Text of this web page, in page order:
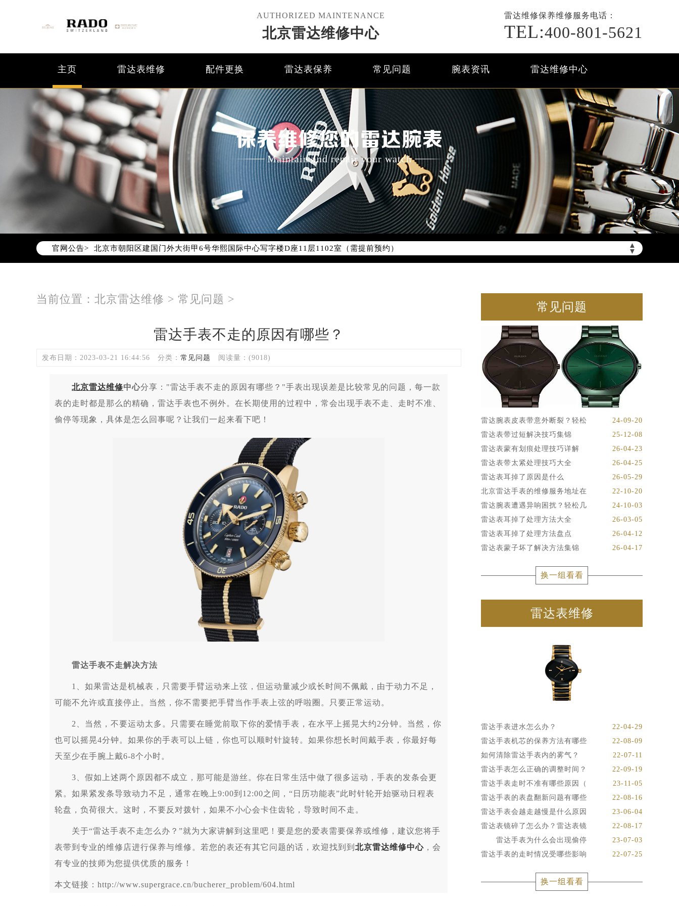
AUTHORIZED MAINTENANCE
北京雷达维修中心
雷达维修保养维修服务电话：
TEL:400-801-5621
主页 雷达表维修 配件更换 雷达表保养 常见问题 腕表资讯 雷达维修中心
保养维修您的雷达腕表
Maintain and repair your watch
官网公告> ▲
▼
2026年6月雷达北京市售后服务网络优化升级公告
2026年6月北京市雷达官方售后客户服务热线：400-801-5621
2026年6月雷达售后服务中心最新网点地址：
北京市东城区东长安街1号东方广场写字楼W3座6层602室（需提前预约）
北京市朝阳区建国门外大街甲6号华熙国际中心写字楼D座11层1102室（需提前预约）
北京市朝阳区建国门外大街甲6号华熙国际中心D座11层1102室雷达售后服务中心（需提前预约）
当前位置： 北京雷达维修 > 常见问题 >
雷达手表不走的原因有哪些？
发布日期：2023-03-21 16:44:56 分类： 常见问题 阅读量：(9018)
北京雷达维修中心分享："雷达手表不走的原因有哪些？"手表出现误差是比较常见的问题，每一款
表的走时都是那么的精确，雷达手表也不例外。在长期使用的过程中，常会出现手表不走、走时不准、
偷停等现象，具体是怎么回事呢？让我们一起来看下吧！
雷达手表不走解决方法
1、如果雷达是机械表，只需要手臂运动来上弦，但运动量减少或长时间不佩戴，由于动力不足，
可能不允许或直接停止。当然，你不需要把手臂当作手表上弦的呼啦圈。只要正常运动。
2、当然，不要运动太多。只需要在睡觉前取下你的爱情手表，在水平上摇晃大约2分钟。当然，你
也可以摇晃4分钟。如果你的手表可以上链，你也可以顺时针旋转。如果你想长时间戴手表，你最好每
天至少在手腕上戴6-8个小时。
3、假如上述两个原因都不成立，那可能是游丝。你在日常生活中做了很多运动，手表的发条会更
紧。如果紧发条导致动力不足，通常在晚上9:00到12:00之间，“日历功能表”此时针轮开始驱动日程表
轮盘，负荷很大。这时，不要反对拨针，如果不小心会卡住齿轮，导致时间不走。
关于“雷达手表不走怎么办？”就为大家讲解到这里吧！要是您的爱表需要保养或维修，建议您将手
表带到专业的维修店进行保养与维修。若您的表还有其它问题的话，欢迎找到到 北京雷达维修中心 ，会
有专业的技师为您提供优质的服务！
本文链接：http://www.supergrace.cn/bucherer_problem/604.html
常见问题
雷达腕表皮表带意外断裂？轻松
24-09-20
雷达表带过短解决技巧集锦
25-12-08
雷达表蒙有划痕处理技巧详解
26-04-23
雷达表带太紧处理技巧大全
26-04-25
雷达表耳掉了原因是什么
26-05-29
北京雷达手表的维修服务地址在
22-10-20
雷达腕表遭遇异响困扰？轻松几
24-10-03
雷达表耳掉了处理方法大全
26-03-05
雷达表耳掉了处理方法盘点
26-04-12
雷达表蒙子坏了解决方法集锦
26-04-17
换一组看看
雷达表维修
雷达手表进水怎么办？
22-04-29
雷达手表机芯的保养方法有哪些
22-08-09
如何清除雷达手表内的雾气？
22-07-11
雷达手表怎么正确的调整时间？
22-09-19
雷达手表走时不准有哪些原因（
23-11-05
雷达手表的表盘翻新问题有哪些
22-08-16
雷达手表会越走越慢是什么原因
23-06-04
雷达表镜碎了怎么办？雷达表镜
22-08-17
雷达手表为什么会出现偷停
23-07-03
雷达手表的走时情况受哪些影响
22-07-25
换一组看看